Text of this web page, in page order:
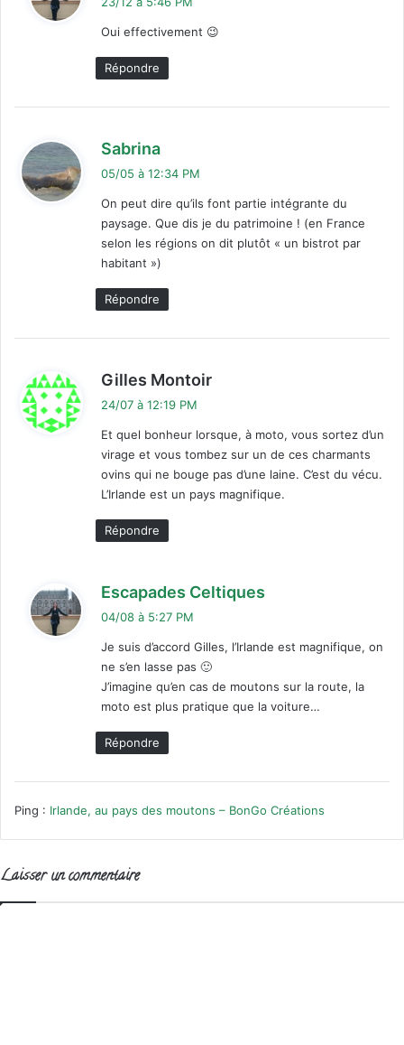
Oui effectivement 😉
Répondre
Sabrina
:
05/05 à 12:34 PM
On peut dire qu’ils font partie intégrante du
paysage. Que dis je du patrimoine ! (en France
selon les régions on dit plutôt « un bistrot par
habitant »)
Répondre
Gilles Montoir
:
24/07 à 12:19 PM
Et quel bonheur lorsque, à moto, vous sortez d’un
virage et vous tombez sur un de ces charmants
ovins qui ne bouge pas d’une laine. C’est du vécu.
L’Irlande est un pays magnifique.
Répondre
Escapades Celtiques
04/08 à 5:27 PM
Je suis d’accord Gilles, l’Irlande est magnifique, on
ne s’en lasse pas 🙂
J’imagine qu’en cas de moutons sur la route, la
moto est plus pratique que la voiture…
Répondre
Ping : Irlande, au pays des moutons – BonGo Créations
Laisser un commentaire